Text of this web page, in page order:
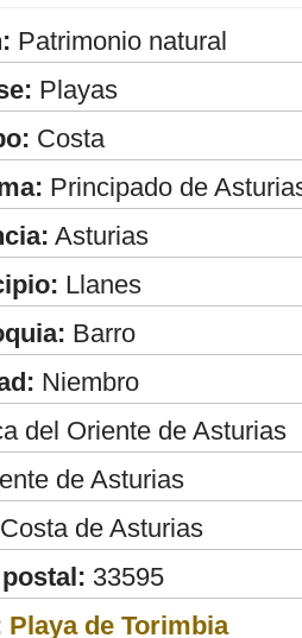
Patrimonio natural
Playas
Costa
Principado de
Asturias
Llanes
Barro
Niembro
del Oriente de Asturias
de Asturias
Costa de Asturias
33595
Playa de Torimbia